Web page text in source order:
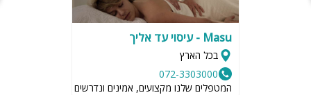
Masu - עיסוי עד אליך
בכל הארץ
072-3303000
המטפלים שלנו מקצועים, אמינים ונדרשים לשמור על רמת